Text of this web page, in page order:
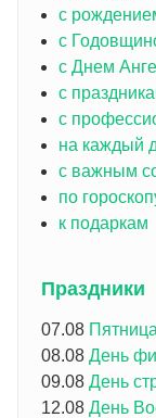
с
с
с Днем
с
с
на каждый
с важным
по
к подаркам
Праздники
07.08 Пятница
08.08 День
09.08 День
12.08 День